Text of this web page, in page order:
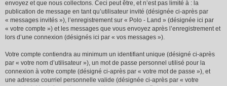
envoyez et que nous collectons. Ceci peut être, et n’est pas limité à : la
publication de message en tant qu’utilisateur invité (désignée ci-après par
« messages invités »), l’enregistrement sur « Polo - Land » (désignée ici par
« votre compte ») et les messages que vous envoyez après l’enregistrement et
lors d’une connexion (désignés ici par « vos messages »).
Votre compte contiendra au minimum un identifiant unique (désigné ci-après
par « votre nom d’utilisateur »), un mot de passe personnel utilisé pour la
connexion à votre compte (désigné ci-après par « votre mot de passe »), et
une adresse courriel personnelle valide (désignée ci-après par « votre